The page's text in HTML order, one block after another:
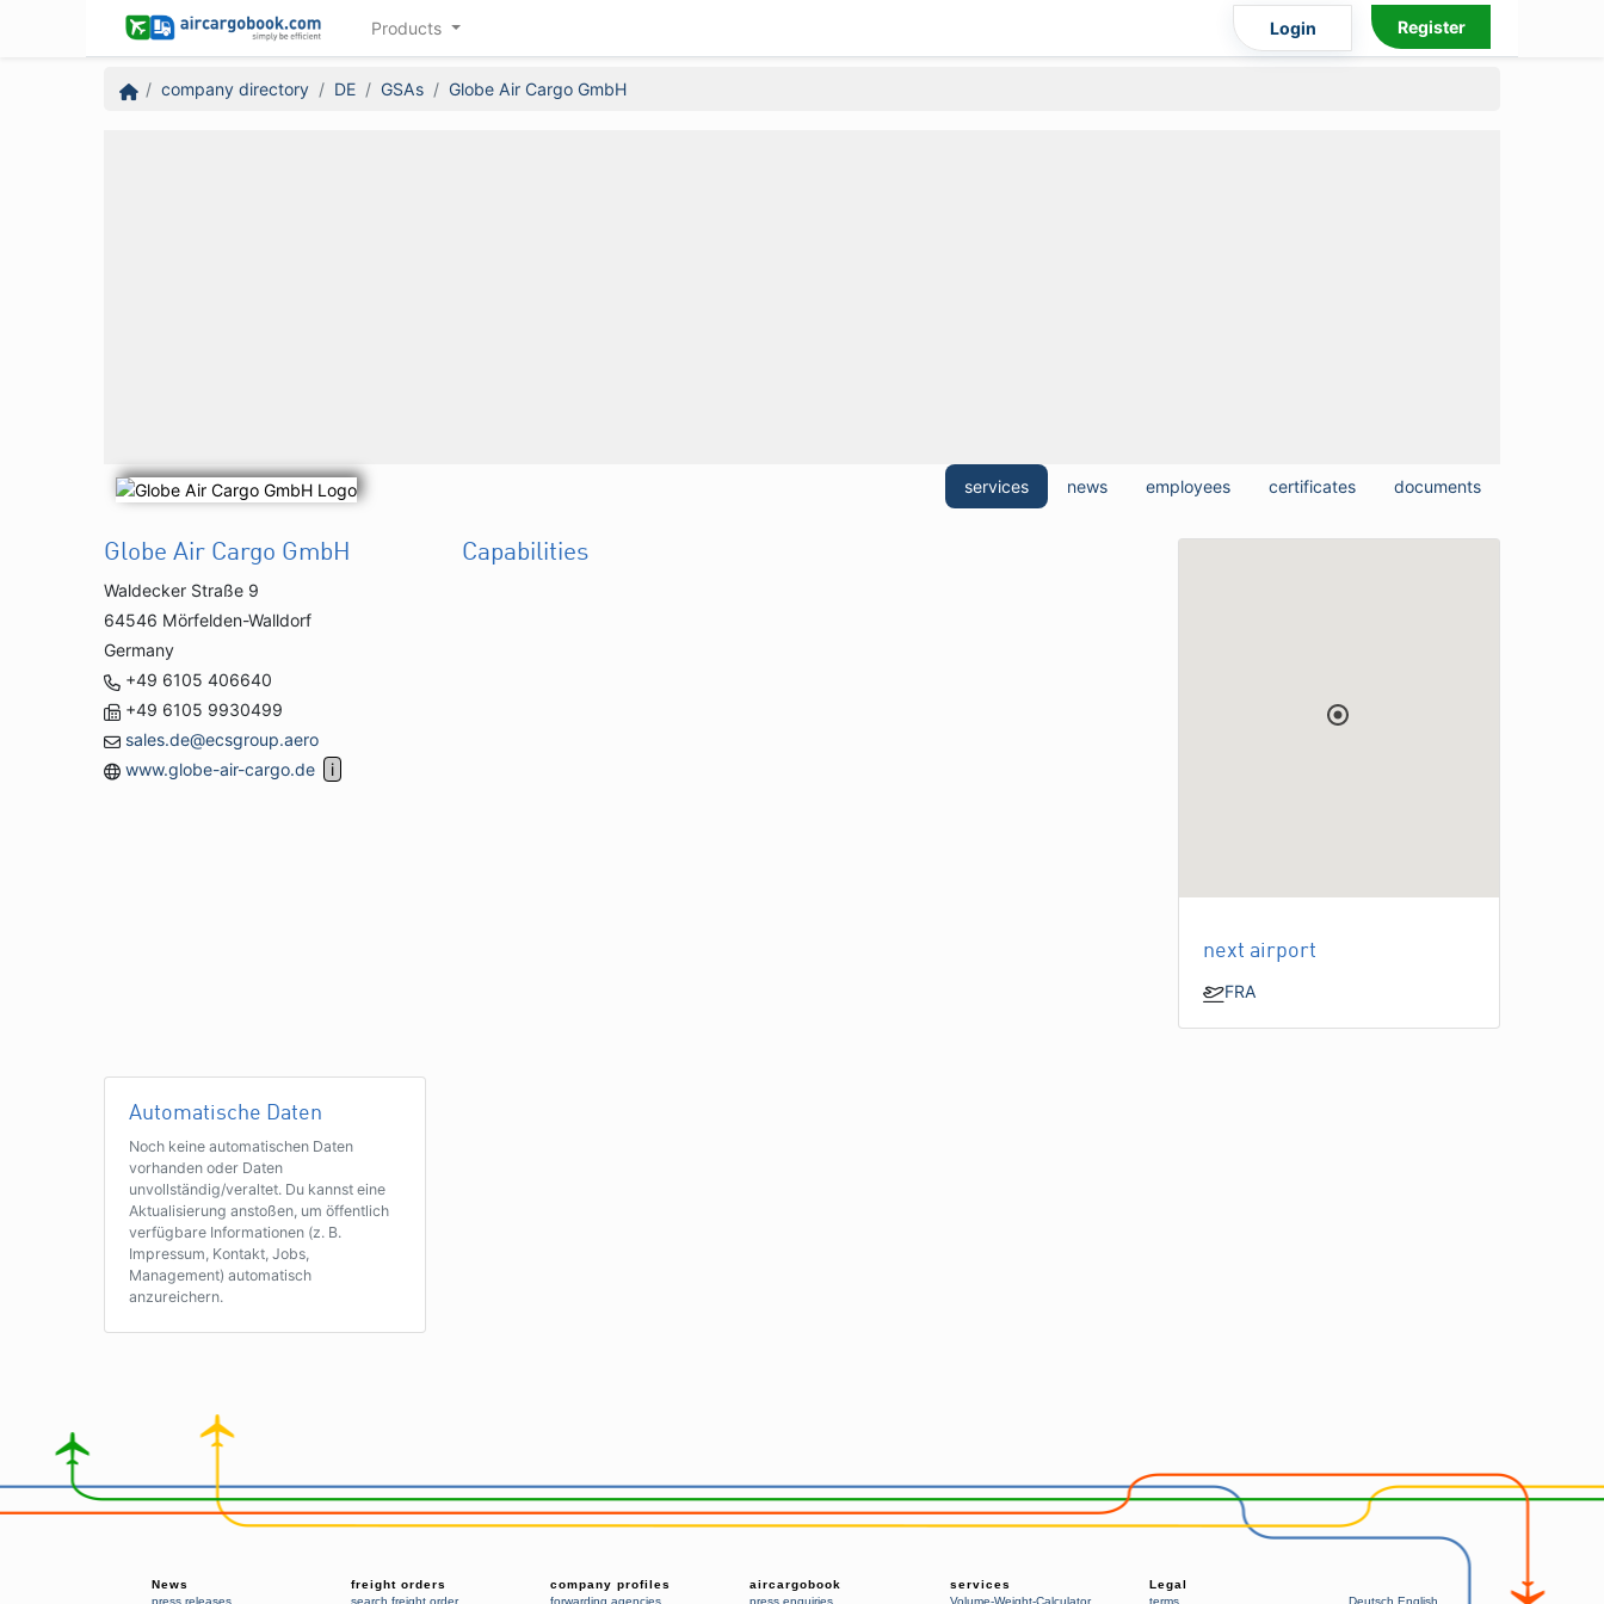
Products Login Register
company directory DE GSAs Globe Air Cargo GmbH
services news employees certificates documents
Globe Air Cargo GmbH
Waldecker Straße 9
64546 Mörfelden-Walldorf
Germany
+49 6105 406640
+49 6105 9930499
sales.de@ecsgroup.aero
www.globe-air-cargo.de
Capabilities
next airport
FRA
Automatische Daten
Noch keine automatischen Daten
vorhanden oder Daten
unvollständig/veraltet. Du kannst eine
Aktualisierung anstoßen, um öffentlich
verfügbare Informationen (z. B.
Impressum, Kontakt, Jobs,
Management) automatisch
anzureichern.
News
press releases
freight orders
search freight order
company profiles
forwarding agencies
aircargobook
press enquiries
services
Volume-Weight-Calculator
Legal
terms
Deutsch English